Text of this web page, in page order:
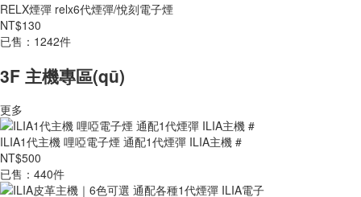
RELX煙彈 relx6代煙彈/悅刻電子煙
NT$130
已售：1242件
3F 主機專區(qū)
更多
ILIA1代主機 哩啞電子煙 通配1代煙彈 ILIA主機 #
NT$500
已售：440件